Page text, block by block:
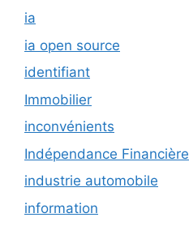
ia
ia open source
identifiant
Immobilier
inconvénients
Indépendance Financière
industrie automobile
information